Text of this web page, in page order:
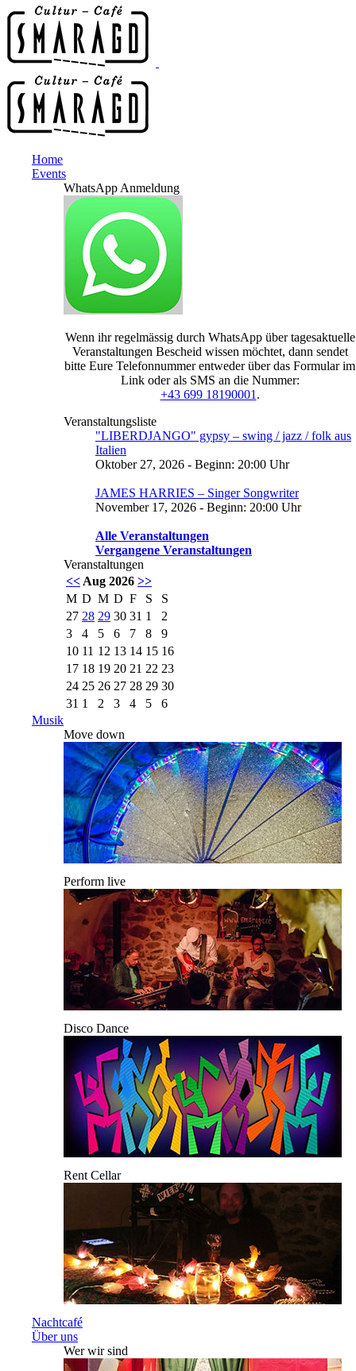
Home
Events
WhatsApp Anmeldung
Wenn ihr regelmässig durch WhatsApp über tagesaktuelle
Veranstaltungen Bescheid wissen möchtet, dann sendet
bitte Eure Telefonnummer entweder über das Formular im
Link oder als SMS an die Nummer:
+43 699 18190001 .
Veranstaltungsliste
"LIBERDJANGO" gypsy – swing / jazz / folk aus
Italien
Oktober 27, 2026 - Beginn: 20:00 Uhr
JAMES HARRIES – Singer Songwriter
November 17, 2026 - Beginn: 20:00 Uhr
Alle Veranstaltungen
Vergangene Veranstaltungen
Veranstaltungen
<< Aug 2026 >>
M D M D F S
S
27 28 29 30 31 1
2
3
4 5 6 7 8
9
10 11 12 13 14 15 16
17 18 19 20 21 22 23
24 25 26 27 28 29 30
31 1 2 3 4 5
6
Musik
Move down
Perform live
Disco Dance
Rent Cellar
Nachtcafé
Über uns
Wer wir sind